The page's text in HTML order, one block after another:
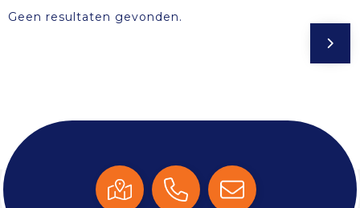
Geen resultaten gevonden.